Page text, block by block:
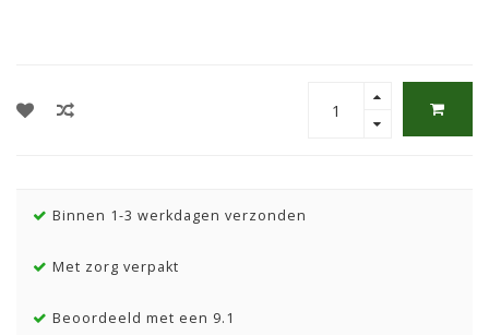
Binnen 1-3 werkdagen verzonden
Met zorg verpakt
Beoordeeld met een 9.1